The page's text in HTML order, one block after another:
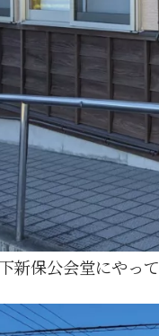
新保公会堂にやっ